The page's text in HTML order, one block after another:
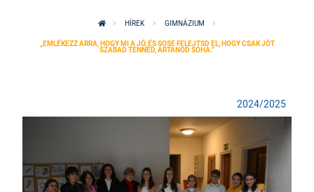
HÍREK GIMNÁZIUM
„EMLÉKEZZ ARRA, HOGY MI A JÓ, ÉS SOSE FELEJTSD EL, HOGY CSAK JÓT
SZABAD TENNED, ÁRTANOD SOHA.”
2024/2025